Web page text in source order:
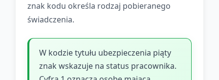
znak kodu określa rodzaj pobieranego
świadczenia.
W kodzie tytułu ubezpieczenia piąty
znak wskazuje na status pracownika.